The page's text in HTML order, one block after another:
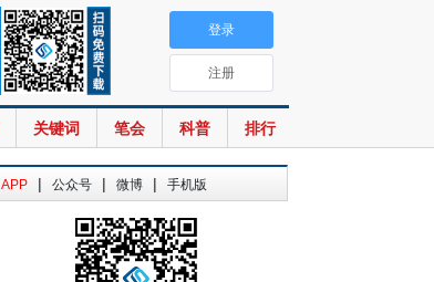
关键词 笔会 科普 排行
登录
注册
APP | 公众号 | 微博 | 手机版